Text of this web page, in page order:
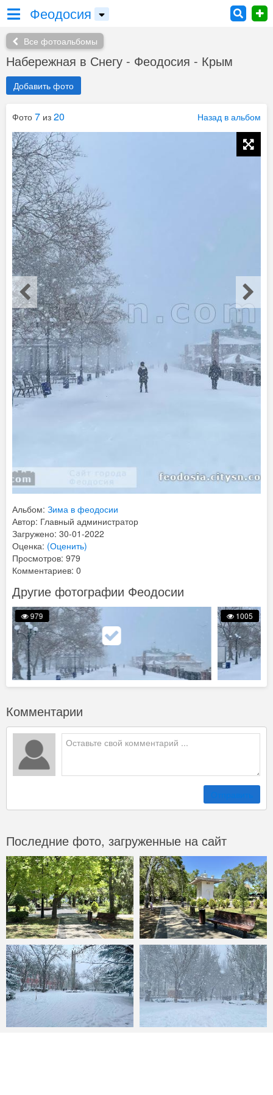
Феодосия
Все фотоальбомы
Набережная в Снегу - Феодосия - Крым
Добавить фото
Фото 7 из 20 Назад в альбом
Альбом: Зима в феодосии
Автор: Главный администратор
Загружено: 30-01-2022
Оценка: (Оценить)
Просмотров: 979
Комментариев: 0
Другие фотографии Феодосии
979 1005
Комментарии
Отправить
Последние фото, загруженные на сайт